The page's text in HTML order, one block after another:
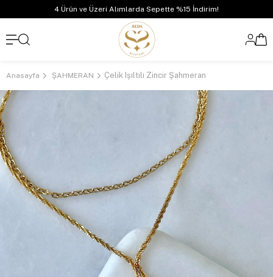
4 Ürün ve Üzeri Alımlarda Sepette %15 İndirim!
Anasayfa ŞAHMERAN Çelik Işıltılı Zincir Şahmeran